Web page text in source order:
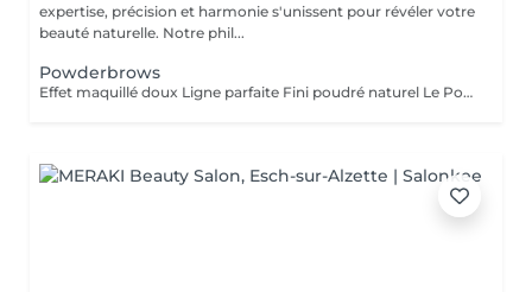
expertise, précision et harmonie s'unissent pour révéler votre
beauté naturelle. Notre phil...
Powderbrows
Effet maquillé doux Ligne parfaite Fini poudré naturel Le Powder Brows, aussi appelé « technique d'ombrage » ou shading full, est une méthode de maquillage semi-permanent qui crée un effet de sourcils maquillés au crayon ou à la poudre, tout en restant subtil et aérien. Contrairement au microblading (effet poil à poil), cette technique utilise une pigmentation en dégradé, plus dense vers la queue du sourcil et plus légère à la tête, pour un résultat fondu, structuré et sans démarcation. Idéal pour : les peaux grasses ou matures (où le microblading tient moins bien), celles qui aiment un effet maquillé sans effort, redonner de la densité à des sourcils trop épilés ou décolorés. Résultat : des sourcils nets, symétriques, doux et élégants sans maquillage, tous les jours. Tenue : 1 à 2 ans selon le type de peau et les soins apportés.